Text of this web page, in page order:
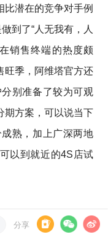
比潜在的竞争对手例
到了“人无我有，人
销售终端的热度颇
旺季，阿维塔官方还
别准备了较为可观
期方案，可以说当下
熟，加上广深两地
以到就近的4S店试